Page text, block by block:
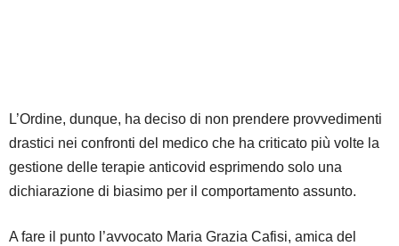
L’Ordine, dunque, ha deciso di non prendere provvedimenti
drastici nei confronti del medico che ha criticato più volte la
gestione delle terapie anticovid esprimendo solo una
dichiarazione di biasimo per il comportamento assunto.
A fare il punto l’avvocato Maria Grazia Cafisi, amica del